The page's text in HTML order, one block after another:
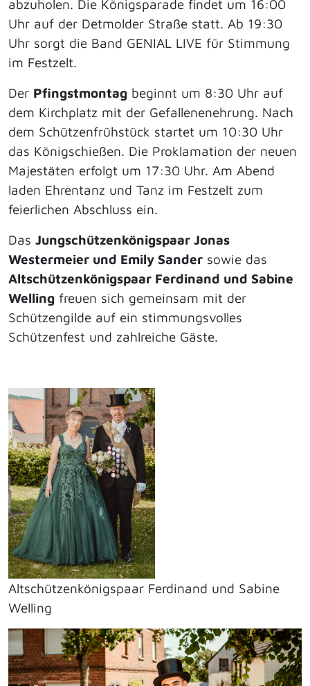
abzuholen. Die Königsparade findet um 16:00
Uhr auf der Detmolder Straße statt. Ab 19:30
Uhr sorgt die Band GENIAL LIVE für Stimmung
im Festzelt.
Der Pfingstmontag beginnt um 8:30 Uhr auf
dem Kirchplatz mit der Gefallenenehrung. Nach
dem Schützenfrühstück startet um 10:30 Uhr
das Königschießen. Die Proklamation der neuen
Majestäten erfolgt um 17:30 Uhr. Am Abend
laden Ehrentanz und Tanz im Festzelt zum
feierlichen Abschluss ein.
Das Jungschützenkönigspaar Jonas
Westermeier und Emily Sander sowie das
Altschützenkönigspaar Ferdinand und Sabine
Welling freuen sich gemeinsam mit der
Schützengilde auf ein stimmungsvolles
Schützenfest und zahlreiche Gäste.
Altschützenkönigspaar Ferdinand und Sabine
Welling